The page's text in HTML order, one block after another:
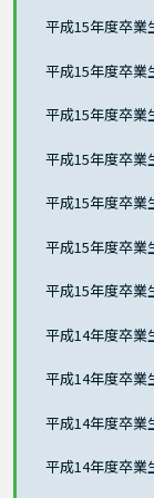
平成15年度卒
平成15年度卒
平成15年度卒
平成15年度卒
平成15年度卒
平成15年度卒
平成15年度卒
平成14年度卒
平成14年度卒
平成14年度卒
平成14年度卒